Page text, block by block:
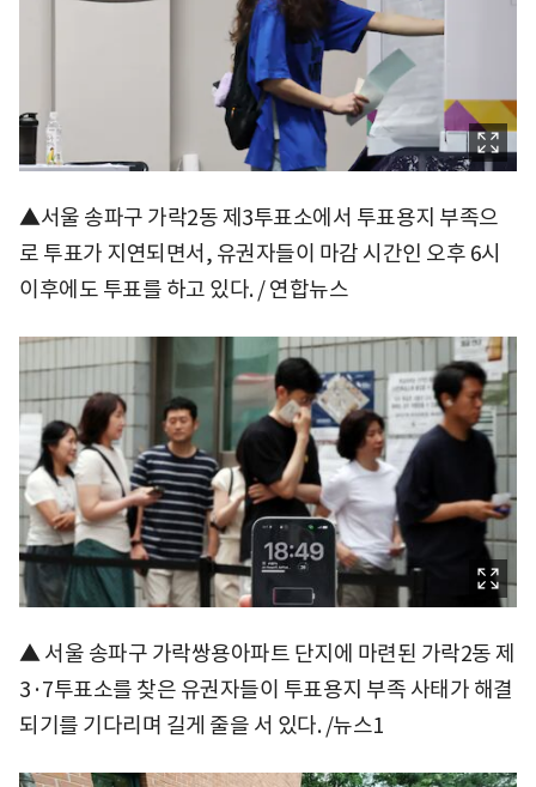
▲서울 송파구 가락2동 제3투표소에서 투표용지 부족으
로 투표가 지연되면서, 유권자들이 마감 시간인 오후 6시
이후에도 투표를 하고 있다. / 연합뉴스
▲ 서울 송파구 가락쌍용아파트 단지에 마련된 가락2동 제
3·7투표소를 찾은 유권자들이 투표용지 부족 사태가 해결
되기를 기다리며 길게 줄을 서 있다. /뉴스1